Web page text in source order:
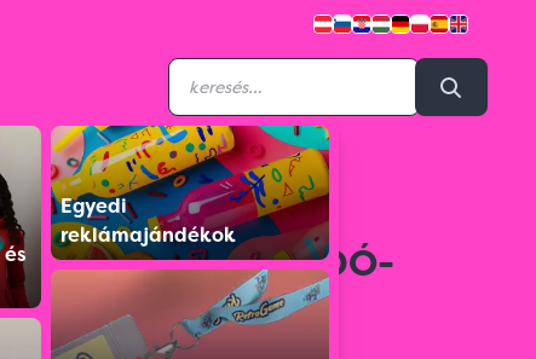
Egyedi
reklámajándékok
S059522T011G2F4
G011 B5 HETI BORDÓ-
FEHÉR-KÉK